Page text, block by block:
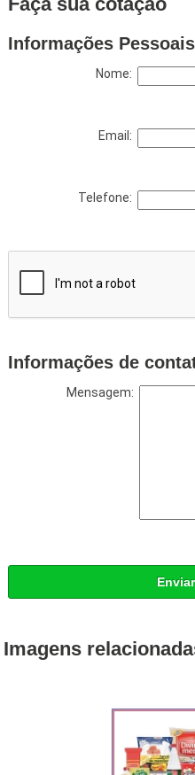
Informações Pessoais
Nome:
Email:
Telefone:
Informações de
Mensagem:
Imagens